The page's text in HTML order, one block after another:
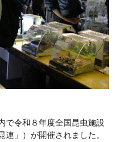
で令和８年度全国昆虫施設
」）が開催されました。